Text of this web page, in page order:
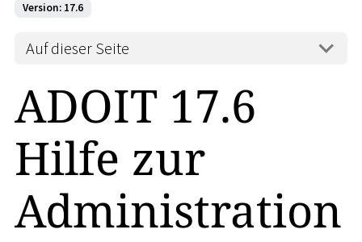
Version: 17.6
Auf dieser Seite
ADOIT 17.6
Hilfe zur
Administration